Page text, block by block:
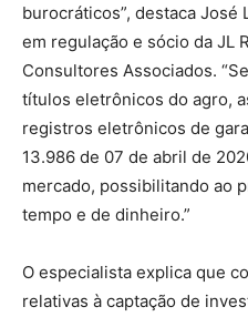
burocráticos”, destaca
em regulação e sócio da JL
Consultores Associados.
títulos eletrônicos do agro,
registros eletrônicos de
13.986 de 07 de abril de
mercado, possibilitando ao
tempo e de dinheiro.”
O especialista explica que
relativas à captação de